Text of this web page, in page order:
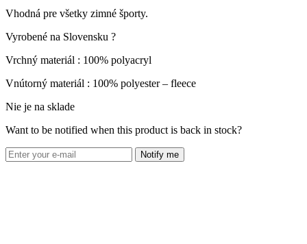
Vhodná pre všetky zimné športy.
Vyrobené na Slovensku ?
Vrchný materiál : 100% polyacryl
Vnútorný materiál : 100% polyester – fleece
Nie je na sklade
Want to be notified when this product is back in stock?
Notify me